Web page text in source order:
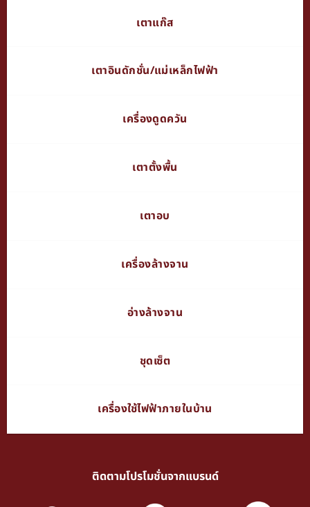
เตาแก๊ส
เตาอินดักชั่น/แม่เหล็กไฟฟ้า
เครื่องดูดควัน
เตาตั้งพื้น
เตาอบ
เครื่องล้างจาน
อ่างล้างจาน
ชุดเซ็ต
เครื่องใช้ไฟฟ้าภายในบ้าน
ติดตามโปรโมชั่นจากแบรนด์